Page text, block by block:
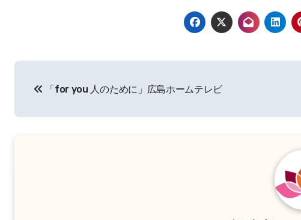
ナ
「for you 人のために」広島ホームテレビ